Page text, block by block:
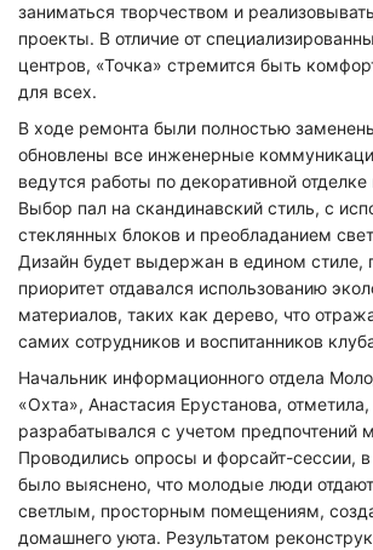
заниматься творчеством и
проекты. В отличие от
центров, «Точка» стремится быть
для всех.
В ходе ремонта были полностью
обновлены все инженерные
ведутся работы по декоративной
Выбор пал на скандинавский стиль, с
стеклянных блоков и преобладанием
Дизайн будет выдержан в едином стиле,
приоритет отдавался использованию
материалов, таких как дерево, что
самих сотрудников и воспитанников
Начальник информационного отдела
«Охта», Анастасия Ерустанова, отметила,
разрабатывался с учетом предпочтений
Проводились опросы и форсайт-сессии,
было выяснено, что молодые люди
светлым, просторным помещениям,
домашнего уюта. Результатом